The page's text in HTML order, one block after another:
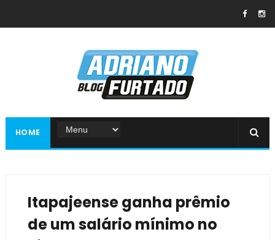
HOME
Itapajeense ganha prêmio
de um salário mínimo no